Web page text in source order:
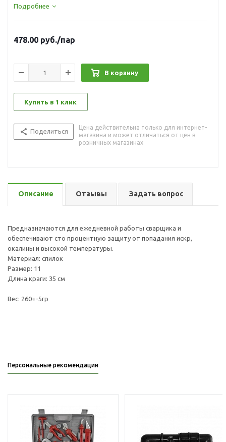
Подробнее
478.00 руб./пар
В корзину
Купить в 1 клик
Поделиться
Цена действительна только для интернет-
магазина и может отличаться от цен в
розничных магазинах
Описание Отзывы Задать вопрос
Предназначаются для ежедневной работы сварщика и
обеспечивают сто процентную защиту от попадания искр,
окалины и высокой температуры.
Материал: спилок
Размер: 11
Длина краги: 35 см
Вес: 260+-5гр
Персональные рекомендации